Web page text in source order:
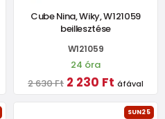
Cube Nina, Wiky, W121059
beillesztése
W121059
24 óra
2 630 Ft 2 230 Ft áfával
SUN25